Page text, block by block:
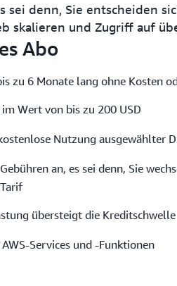
sei denn, Sie entscheiden
skalieren und Zugriff auf
Abo
zu 6 Monate lang ohne Kosten
Wert von bis zu 200 USD
Nutzung ausgewählter
an, es sei denn, Sie
übersteigt die Kreditschwelle
Services und -Funktionen